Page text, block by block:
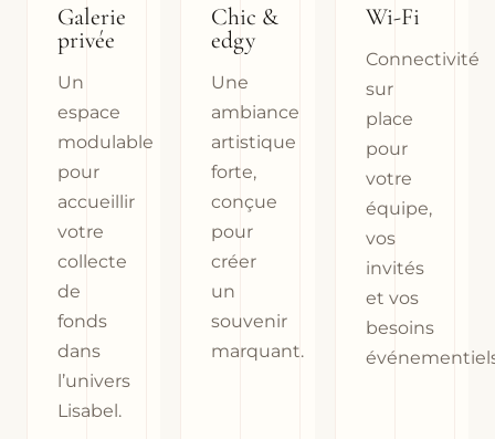
Galerie
privée
Un
espace
modulable
pour
accueillir
votre
collecte
de
fonds
dans
l’univers
Lisabel.
Chic &
edgy
Une
ambiance
artistique
forte,
conçue
pour
créer
un
souvenir
marquant.
Wi-Fi
Connectivité
sur
place
pour
votre
équipe,
vos
invités
et vos
besoins